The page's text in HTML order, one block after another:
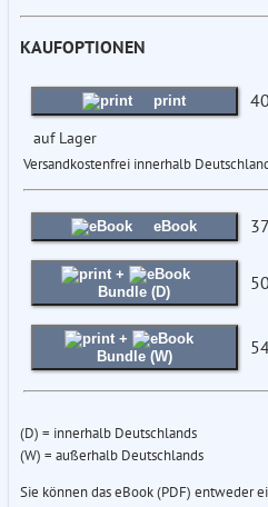
KAUFOPTIONEN
print
auf Lager
Versandkostenfrei innerhalb
eBook
+
Bundle (D)
+
Bundle (W)
(D) = innerhalb Deutschlands
(W) = außerhalb Deutschlands
Sie können das eBook (PDF) entweder